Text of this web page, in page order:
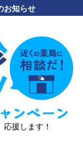
お知らせ